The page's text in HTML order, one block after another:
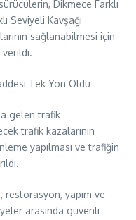
Dikmece Farklı
Seviyeli Kavşağı
sağlanabilmesi için
verildi.
Tek Yön Oldu
gelen trafik
trafik kazalarının
yapılması ve trafiğin
restorasyon, yapım ve
arasında güvenli